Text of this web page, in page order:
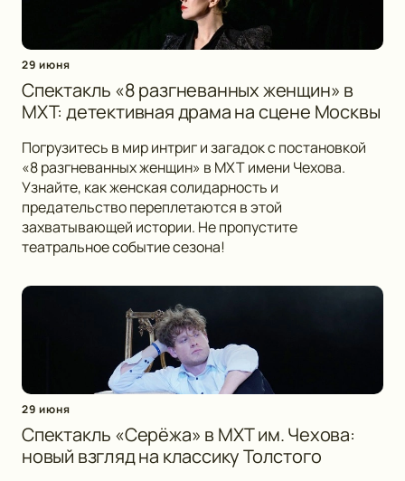
29 июня
Спектакль «8 разгневанных женщин» в
МХТ: детективная драма на сцене Москвы
Погрузитесь в мир интриг и загадок с постановкой
«8 разгневанных женщин» в МХТ имени Чехова.
Узнайте, как женская солидарность и
предательство переплетаются в этой
захватывающей истории. Не пропустите
театральное событие сезона!
29 июня
Спектакль «Серёжа» в МХТ им. Чехова:
новый взгляд на классику Толстого